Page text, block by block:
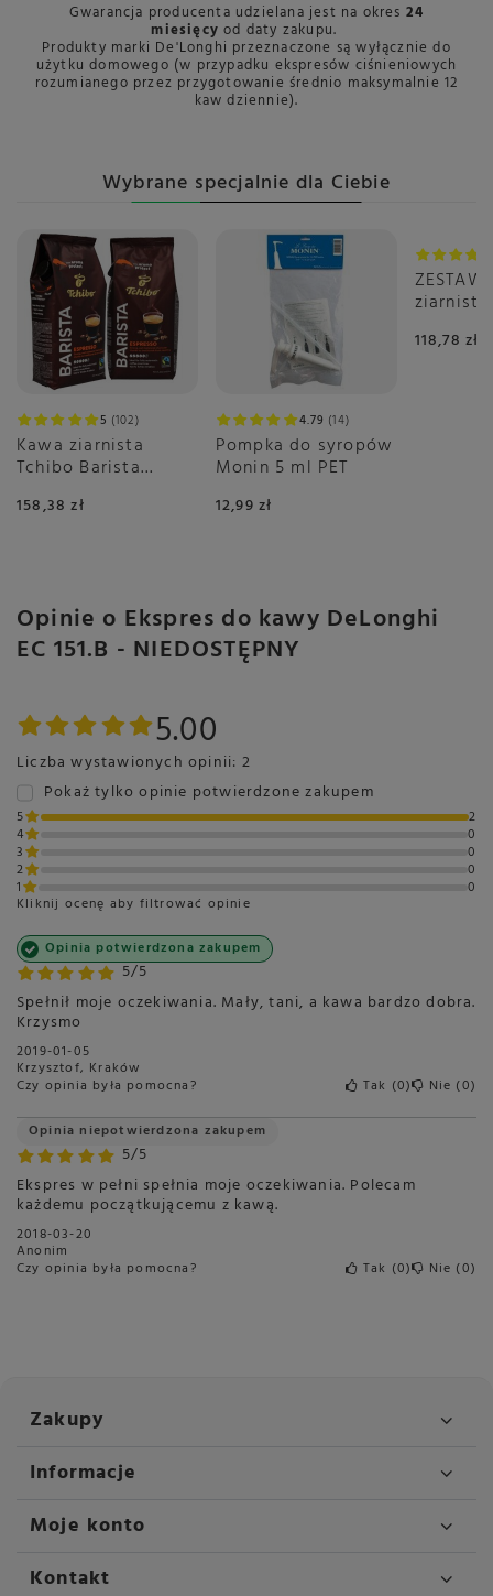
Gwarancja producenta udzielana jest na okres 24
miesięcy od daty zakupu.
Produkty marki De'Longhi przeznaczone są wyłącznie do
użytku domowego (w przypadku ekspresów ciśnieniowych
rozumianego przez przygotowanie średnio maksymalnie 12
kaw dziennie).
Wybrane specjalnie dla Ciebie
5 102
Kawa ziarnista
Tchibo Barista
158,38 zł
4.79 14
Pompka do syropów
Monin 5 ml PET
12,99 zł
118,78 zł
Opinie o Ekspres do kawy DeLonghi
EC 151.B - NIEDOSTĘPNY
5.00
Liczba wystawionych opinii: 2
Pokaż tylko opinie potwierdzone zakupem
5
2
4
0
3
0
2
0
1
0
Kliknij ocenę aby filtrować opinie
5/5
Opinia potwierdzona zakupem
Spełnił moje oczekiwania. Mały, tani, a kawa bardzo dobra.
Krzysmo
2019-01-05
Krzysztof, Kraków
Czy opinia była pomocna? Tak 0 Nie 0
5/5
Opinia niepotwierdzona zakupem
Ekspres w pełni spełnia moje oczekiwania. Polecam
każdemu początkującemu z kawą.
2018-03-20
Anonim
Czy opinia była pomocna? Tak 0 Nie 0
Zakupy
Informacje
Moje konto
Kontakt